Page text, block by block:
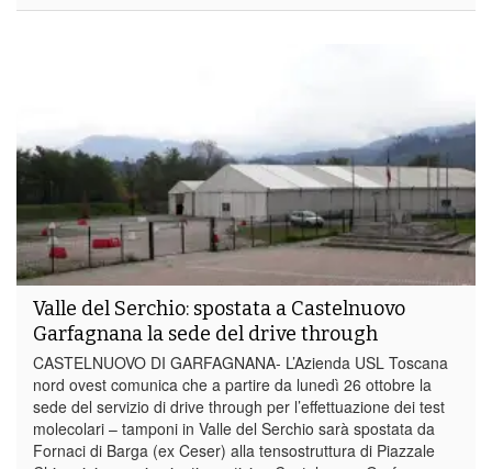
Valle del Serchio: spostata a Castelnuovo
Garfagnana la sede del drive through
CASTELNUOVO DI GARFAGNANA- L’Azienda USL Toscana
nord ovest comunica che a partire da lunedì 26 ottobre la
sede del servizio di drive through per l’effettuazione dei test
molecolari – tamponi in Valle del Serchio sarà spostata da
Fornaci di Barga (ex Ceser) alla tensostruttura di Piazzale